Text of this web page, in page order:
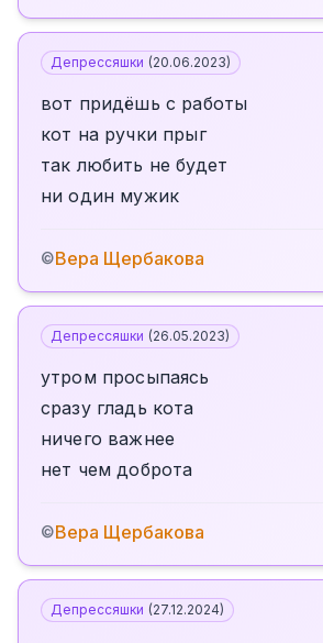
Депрессяшки (20.06.2023)
вот придёшь с работы
кот на ручки прыг
так любить не будет
ни один мужик
©Вера Щербакова
Депрессяшки (26.05.2023)
утром просыпаясь
сразу гладь кота
ничего важнее
нет чем доброта
©Вера Щербакова
Депрессяшки (27.12.2024)